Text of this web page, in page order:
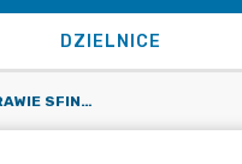
DZIELNICE
OR.0050.130.2022_OR W SPRAWIE SFINANSOWANI OPŁATY SĄDOWEJ DO POZWU W SPRAWIE POWÓDZTWA GMINY MIEJSKIEJ ŻORY